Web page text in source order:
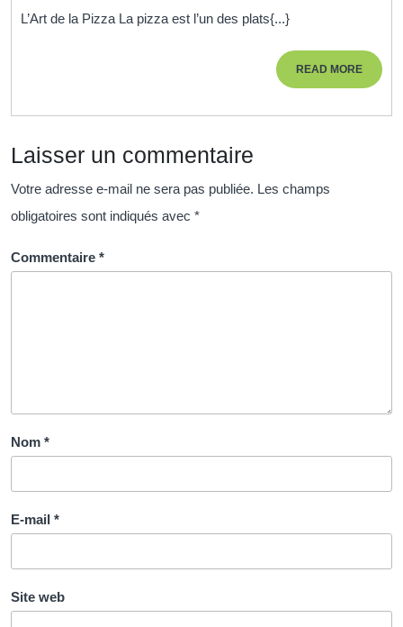
l’Art
de
un
L’Art de la Pizza La pizza est l’un des plats{...}
READ MOREREAD
MORE
Laisser un commentaire
Votre adresse e-mail ne sera pas publiée. Les champs
obligatoires sont indiqués avec *
Commentaire *
Nom *
E-mail *
Site web